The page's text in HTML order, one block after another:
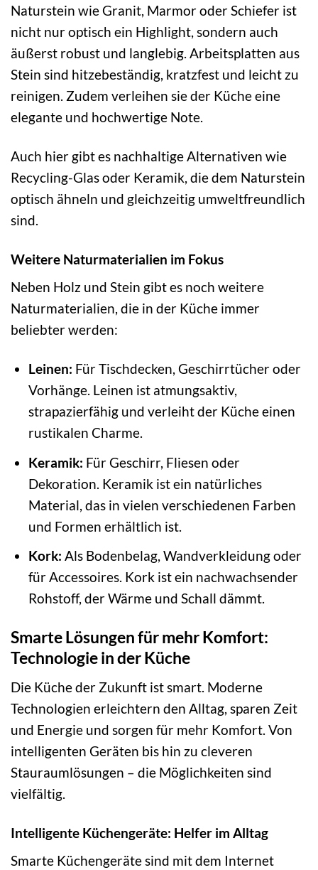
Naturstein wie Granit, Marmor oder Schiefer ist
nicht nur optisch ein Highlight, sondern auch
äußerst robust und langlebig. Arbeitsplatten aus
Stein sind hitzebeständig, kratzfest und leicht zu
reinigen. Zudem verleihen sie der Küche eine
elegante und hochwertige Note.
Auch hier gibt es nachhaltige Alternativen wie
Recycling-Glas oder Keramik, die dem Naturstein
optisch ähneln und gleichzeitig umweltfreundlich
sind.
Weitere Naturmaterialien im Fokus
Neben Holz und Stein gibt es noch weitere
Naturmaterialien, die in der Küche immer
beliebter werden:
Leinen: Für Tischdecken, Geschirrtücher oder
Vorhänge. Leinen ist atmungsaktiv,
strapazierfähig und verleiht der Küche einen
rustikalen Charme.
Keramik: Für Geschirr, Fliesen oder
Dekoration. Keramik ist ein natürliches
Material, das in vielen verschiedenen Farben
und Formen erhältlich ist.
Kork: Als Bodenbelag, Wandverkleidung oder
für Accessoires. Kork ist ein nachwachsender
Rohstoff, der Wärme und Schall dämmt.
Smarte Lösungen für mehr Komfort:
Technologie in der Küche
Die Küche der Zukunft ist smart. Moderne
Technologien erleichtern den Alltag, sparen Zeit
und Energie und sorgen für mehr Komfort. Von
intelligenten Geräten bis hin zu cleveren
Stauraumlösungen – die Möglichkeiten sind
vielfältig.
Intelligente Küchengeräte: Helfer im Alltag
Smarte Küchengeräte sind mit dem Internet